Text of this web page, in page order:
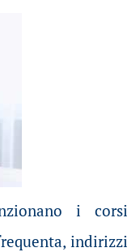
i corsi
indirizzi